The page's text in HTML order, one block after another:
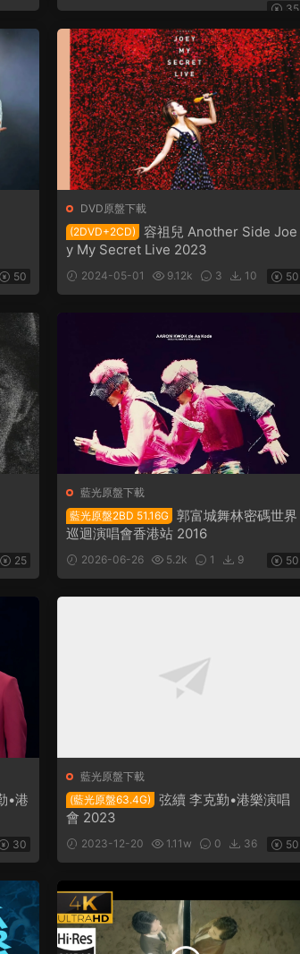
35
50
DVD原盤下載
(2DVD+2CD)
容祖兒 Another Side Joe
y My Secret Live 2023
2024-05-01 9.12k 3 10 50
25
藍光原盤下載
藍光原盤2BD 51.16G 郭富城舞林密碼世界
巡迴演唱會香港站 2016
2026-06-26 5.2k 1 9 50
•港
30
藍光原盤下載
(藍光原盤63.4G)
弦續 李克勤•港樂演唱
會 2023
2023-12-20 1.11w 0 36 50